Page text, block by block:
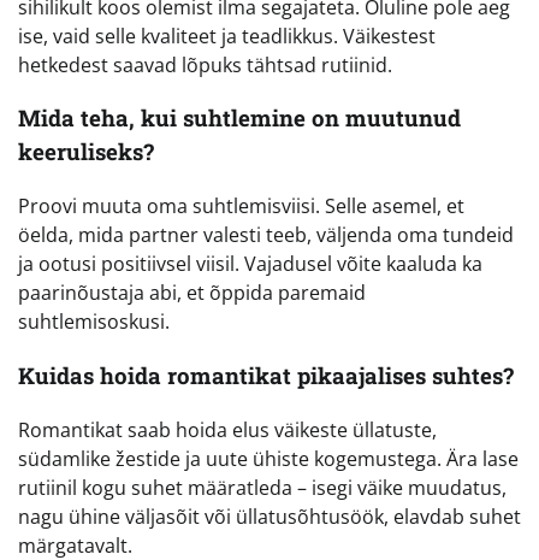
sihilikult koos olemist ilma segajateta. Oluline pole aeg
ise, vaid selle kvaliteet ja teadlikkus. Väikestest
hetkedest saavad lõpuks tähtsad rutiinid.
Mida teha, kui suhtlemine on muutunud
keeruliseks?
Proovi muuta oma suhtlemisviisi. Selle asemel, et
öelda, mida partner valesti teeb, väljenda oma tundeid
ja ootusi positiivsel viisil. Vajadusel võite kaaluda ka
paarinõustaja abi, et õppida paremaid
suhtlemisoskusi.
Kuidas hoida romantikat pikaajalises suhtes?
Romantikat saab hoida elus väikeste üllatuste,
südamlike žestide ja uute ühiste kogemustega. Ära lase
rutiinil kogu suhet määratleda – isegi väike muudatus,
nagu ühine väljasõit või üllatusõhtusöök, elavdab suhet
märgatavalt.